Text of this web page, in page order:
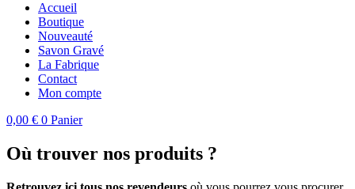
Accueil
Boutique
Nouveauté
Savon Gravé
La Fabrique
Contact
Mon compte
0,00 € 0 Panier
Où trouver nos produits ?